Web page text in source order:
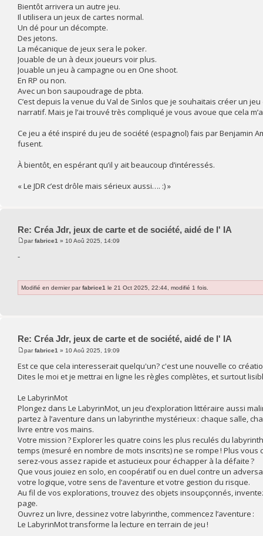
Bientôt arrivera un autre jeu.
Il utilisera un jeux de cartes normal.
Un dé pour un décompte.
Des jetons.
La mécanique de jeux sera le poker.
Jouable de un à deux joueurs voir plus.
Jouable un jeu à campagne ou en One shoot.
En RP ou non.
Avec un bon saupoudrage de pbta.
C’est depuis la venue du Val de Sinlos que je souhaitais créer un
narratif. Mais je l’ai trouvé très compliqué je vous avoue que cela
Ce jeu a été inspiré du jeu de société (espagnol) fais par Benjamin
fusent.
À bientôt, en espérant qu’il y ait beaucoup d’intéressés.
« Le JDR c’est drôle mais sérieux aussi…. :) »
Re: Créa Jdr, jeux de carte et de société, aidé de l' IA
parfabrice1 » 10 Aoû 2025, 14:09
-
Modifié en dernier parfabrice1 le 21 Oct 2025, 22:44, modifié 1 fois.
Re: Créa Jdr, jeux de carte et de société, aidé de l' IA
parfabrice1 » 10 Aoû 2025, 19:09
Est ce que cela interesserait quelqu'un? c'est une nouvelle co
Dites le moi et je mettrai en ligne les règles complètes, et surtout
Le LabyrinMot
Plongez dans Le LabyrinMot, un jeu d’exploration littéraire aussi
partez à l’aventure dans un labyrinthe mystérieux : chaque salle,
livre entre vos mains.
Votre mission ? Explorer les quatre coins les plus reculés du
temps (mesuré en nombre de mots inscrits) ne se rompe ! Plus
serez-vous assez rapide et astucieux pour échapper à la défaite ?
Que vous jouiez en solo, en coopératif ou en duel contre un
votre logique, votre sens de l’aventure et votre gestion du risque.
Au fil de vos explorations, trouvez des objets insoupçonnés,
page.
Ouvrez un livre, dessinez votre labyrinthe, commencez l’aventure :
Le LabyrinMot transforme la lecture en terrain de jeu !